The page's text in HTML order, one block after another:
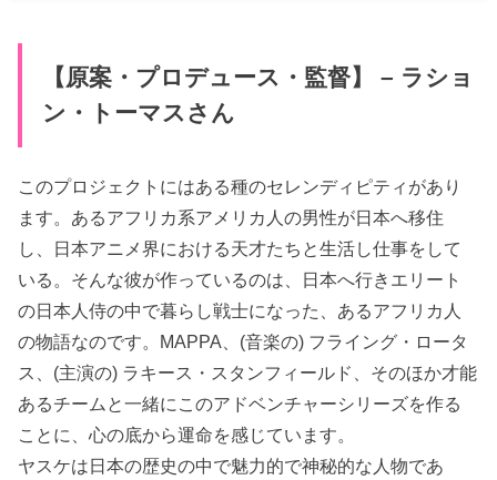
【原案・プロデュース・監督】 – ラショ
ン・トーマスさん
このプロジェクトにはある種のセレンディピティがあり
ます。あるアフリカ系アメリカ人の男性が日本へ移住
し、日本アニメ界における天才たちと生活し仕事をして
いる。そんな彼が作っているのは、日本へ行きエリート
の日本人侍の中で暮らし戦士になった、あるアフリカ人
の物語なのです。MAPPA、(音楽の) フライング・ロータ
ス、(主演の) ラキース・スタンフィールド、そのほか才能
あるチームと一緒にこのアドベンチャーシリーズを作る
ことに、心の底から運命を感じています。
ヤスケは日本の歴史の中で魅力的で神秘的な人物であ